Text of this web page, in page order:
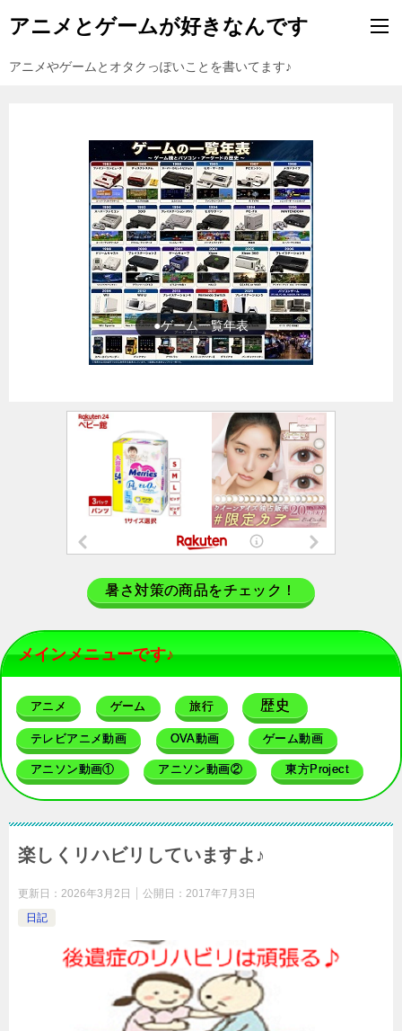
アニメとゲームが好きなんです
アニメやゲームとオタクっぽいことを書いてます♪
●ゲーム一覧年表
暑さ対策の商品をチェック！
メインメニューです♪
アニメ ゲーム 旅行 歴史
テレビアニメ動画 OVA動画 ゲーム動画
アニソン動画① アニソン動画② 東方Project
楽しくリハビリしていますよ♪
更新日： 2026年3月2日 公開日： 2017年7月3日
日記